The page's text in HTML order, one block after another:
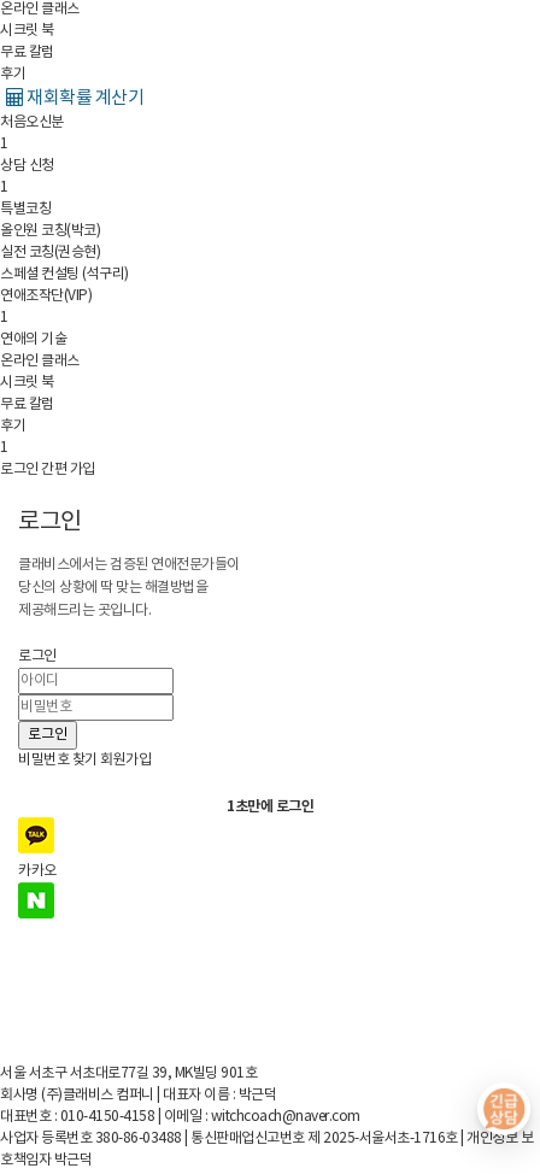
온라인 클래스
시크릿 북
무료 칼럼
후기
재회확률 계산기
처음오신분
1
상담 신청
1
특별코칭
올인원 코칭(박코)
실전 코칭(권승현)
스페셜 컨설팅 (석구리)
연애조작단(VIP)
1
연애의 기술
온라인 클래스
시크릿 북
무료 칼럼
후기
1
로그인 간편 가입
로그인
클래비 스에 서 는 검 증된 연애전문가들이
당신의 상황에 딱 맞는 해결 방법 을
제 공해 드리 는 곳입니 다.
로그인
로그인
비밀번호 찾기 회원가입
1초만에 로그인
카카오
서울 서초구 서초대로77길 39, MK빌딩 901호
회사명 (주)클래비스 컴퍼니 | 대표자 이름 : 박근덕
대표번호 : 010-4150-4158 | 이메일 : witchcoach@naver.com
사업자 등록번호 380-86-03488 | 통신판매업신고번호 제 2025-서울서초-1716호 | 개인정보 보
호책임자 박근덕